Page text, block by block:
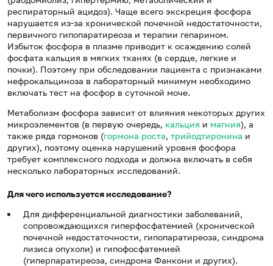
респираторный ацидоз). Чаще всего экскреция фосфора
нарушается из-за хронической почечной недостаточности,
первичного гипопаратиреоза и терапии гепарином.
Избыток фосфора в плазме приводит к осаждению солей
фосфата кальция в мягких тканях (в сердце, легкие и
почки). Поэтому при обследовании пациента с признаками
нефрокальциноза в лабораторный минимум необходимо
включать тест на фосфор в суточной моче.
Метаболизм фосфора зависит от влияния некоторых других
микроэлементов (в первую очередь, кальция и магния), а
также ряда гормонов (гормона роста, трийодтиронина и
других), поэтому оценка нарушений уровня фосфора
требует комплексного подхода и должна включать в себя
несколько лабораторных исследований.
Для чего используется исследование?
Для дифференциальной диагностики заболеваний,
сопровождающихся гиперфосфатемией (хронической
почечной недостаточности, гипопаратиреоза, синдрома
лизиса опухоли) и гипофосфатемией
(гиперпаратиреоза, синдрома Фанкони и других).